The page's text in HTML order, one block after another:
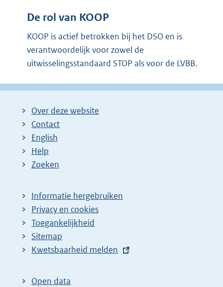
i
n
k
:
De rol van KOOP
KOOP is actief betrokken bij het DSO en is
verantwoordelijk voor zowel de
uitwisselingsstandaard STOP als voor de LVBB.
Over deze website
Contact
English
Help
Zoeken
Informatie hergebruiken
Privacy en cookies
Toegankelijkheid
Sitemap
E
t
Kwetsbaarheid melden
Open data